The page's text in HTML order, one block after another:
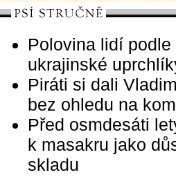
Polovina lidí
ukrajinské
Piráti si dali
bez ohledu na
Před osmdesáti
k masakru jako
skladu